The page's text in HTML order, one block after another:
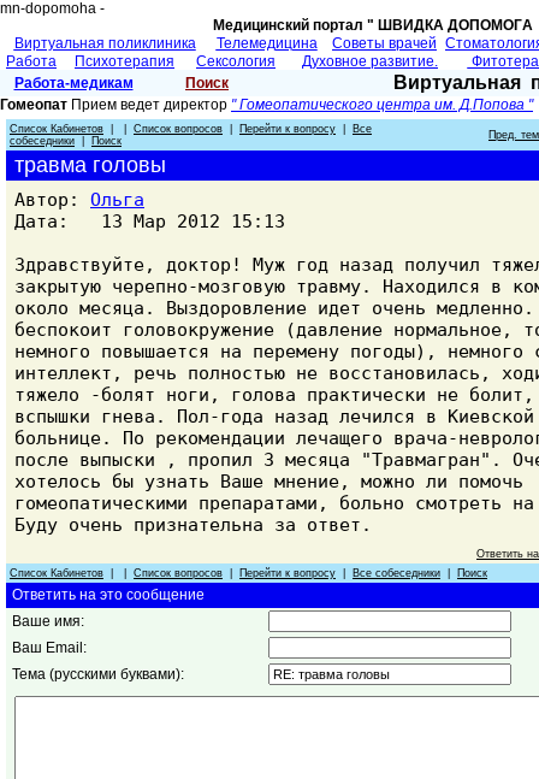
mn-dopomoha -
Медицинский портал " ШВИДКА
Виртуальная поликлиника
Телемедицина Советы врачей
Работа
Психотерапия Сексология Духовное развитие.
Работа-медикам
Поиск Виртуальная
Гомеопат Прием ведет директор " Гомеопатического центра им. Д.Попова "
Список Кабинетов Список вопросов Перейти к вопросу
Все
собеседники
Поиск Пред.
травма головы
Автор: Ольга
Дата: 13 Мар 2012 15:13
Здравствуйте, доктор! Муж год назад получил
закрытую черепно-мозговую травму. Находился в
около месяца. Выздоровление идет очень
беспокоит головокружение (давление нормальное,
немного повышается на перемену погоды), немного
интеллект, речь полностью не восстановилась,
тяжело -болят ноги, голова практически не болит,
вспышки гнева. Пол-года назад лечился в
больнице. По рекомендации лечащего врача-
после выпыски , пропил 3 месяца "Травмагран".
хотелось бы узнать Ваше мнение, можно ли помочь
гомеопатическими препаратами, больно смотреть
Буду очень признательна за ответ.
Ответить
Список Кабинетов
Список вопросов Перейти к вопросу Все собеседники Поиск
Ответить на это сообщение
Ваше имя:
Ваш Email:
Тема (русскими буквами):